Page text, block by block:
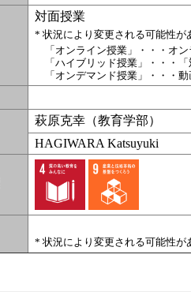
対面授業
* 状況により変更される可能性
「オンライン授業」・・・オ
「ハイブリッド授業」・・・
「オンデマンド授業」・・・
萩原克幸（教育学部）
HAGIWARA Katsuyuki
* 状況により変更される可能性